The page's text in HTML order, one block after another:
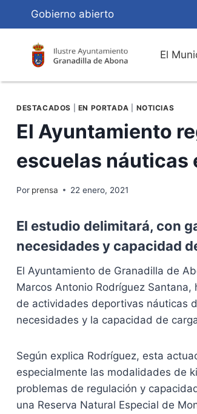
Contenido
Gobierno abierto
El
DESTACADOS EN PORTADA NOTICIAS
El Ayuntamiento
escuelas náuticas
Por prensa 22 enero, 2021
El estudio delimitará, con
necesidades y capacidad
El Ayuntamiento de Granadilla de
Marcos Antonio Rodríguez
de actividades deportivas náuticas
necesidades y la capacidad de
Según explica Rodríguez, esta
especialmente las modalidades de
problemas de regulación y
una Reserva Natural Especial de